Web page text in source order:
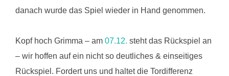
danach wurde das Spiel wieder in Hand genommen.
Kopf hoch Grimma – am 07.12. steht das Rückspiel an
– wir hoffen auf ein nicht so deutliches & einseitiges
Rückspiel. Fordert uns und haltet die Tordifferenz